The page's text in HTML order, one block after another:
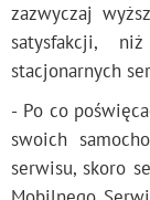
zazwyczaj
satysfakcji,
stacjonarnych
- Po co
swoich
serwisu, skoro